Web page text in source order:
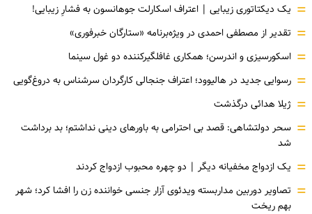
= یک دیکتاتوری زیبایی | اعتراف اسکارلت جوهانسون به فشارِ زیبایی!
= تقدیر از مصطفی احمدی در ویژه‌برنامه «ستارگان خبرفوری»
= اسکورسیزی و اندرسن؛ همکاری غافلگیرکننده دو غول سینما
= رسوایی جدید در هالیوود؛ اعتراف جنجالی کارگردان سرشناس به دروغ‌گویی
= ژیلا هدائی درگذشت
= سحر دولتشاهی: قصد بی احترامی به باورهای دینی نداشتم؛ بد برداشت
شد
= یک ازدواج مخفیانه دیگر | دو چهره محبوب ازدواج کردند
= تصاویر دوربین مداربسته ویدئوی آزار جنسی خواننده زن را افشا کرد؛ شهر
بهم ریخت